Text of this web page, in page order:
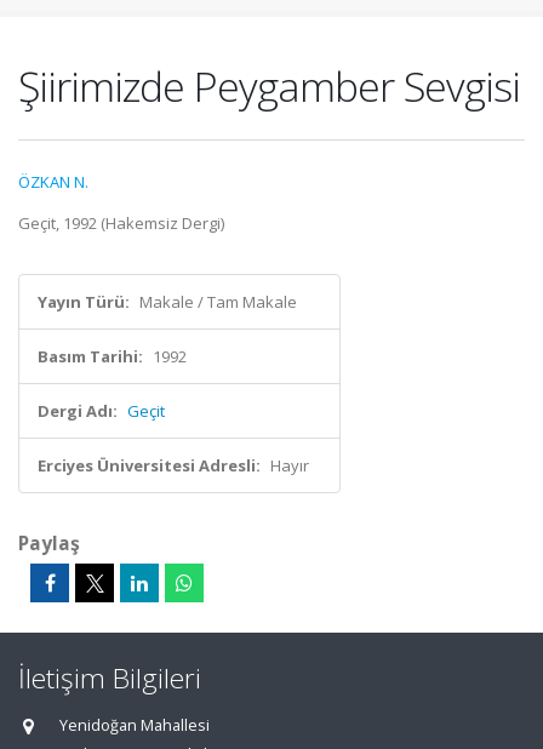
Şiirimizde Peygamber Sevgisi
ÖZKAN N.
Geçit, 1992 (Hakemsiz Dergi)
Yayın Türü: Makale / Tam Makale
Basım Tarihi: 1992
Dergi Adı: Geçit
Erciyes Üniversitesi Adresli: Hayır
Paylaş
İletişim Bilgileri
Yenidoğan Mahallesi